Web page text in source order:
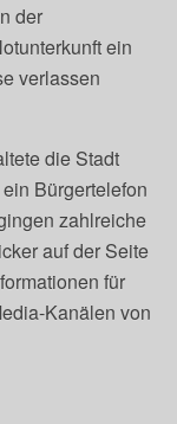
der
ein
verlassen
die Stadt
Bürgertelefon
zahlreiche
auf der Seite
für
Kanälen von